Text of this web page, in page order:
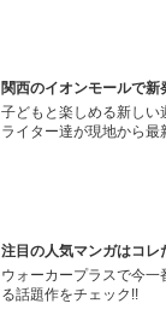
関西のイオンモールで新
子どもと楽しめる新しい
ライター達が現地から最
注目の人気マンガはコレ
ウォーカープラスで今一
る話題作をチェック!!